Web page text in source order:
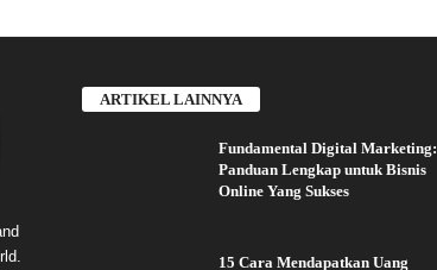
ARTIKEL LAINNYA
Fundamental Digital Marketing:
Panduan Lengkap untuk Bisnis
Online Yang Sukses
15 Cara Mendapatkan Uang